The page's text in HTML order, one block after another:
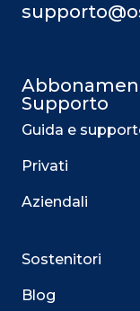
Supporto
Guida e
Privati
Aziendali
Sostenitori
Blog